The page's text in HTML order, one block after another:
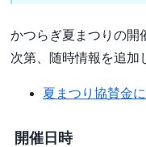
かつらぎ夏まつりの開
次第、随時情報を追加
夏まつり協賛金
開催日時